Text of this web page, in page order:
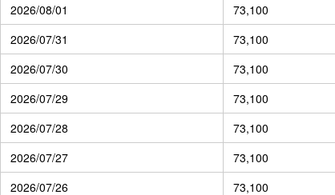
2026/08/01
73,100
2026/07/31
73,100
2026/07/30
73,100
2026/07/29
73,100
2026/07/28
73,100
2026/07/27
73,100
2026/07/26
73,100